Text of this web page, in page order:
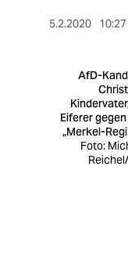
5.2.2020
AfD-
Eiferer
„Merkel-
Foto: